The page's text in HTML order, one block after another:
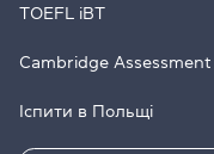
TOEFL iBT
Cambridge
Іспити в Польщі